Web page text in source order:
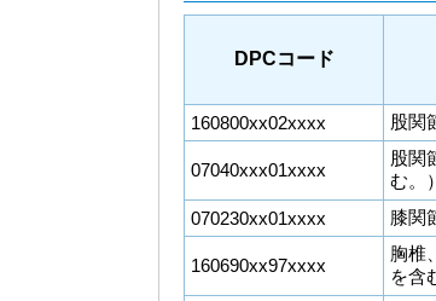
DPCコード
160800xx02xxxx 股関
07040xxx01xxxx
股関
む。）
070230xx01xxxx 膝関
160690xx97xxxx
胸椎
を含